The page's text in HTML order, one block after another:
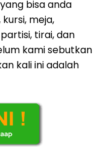
bisa anda
meja,
tirai, dan
kami sebutkan
kali ini adalah